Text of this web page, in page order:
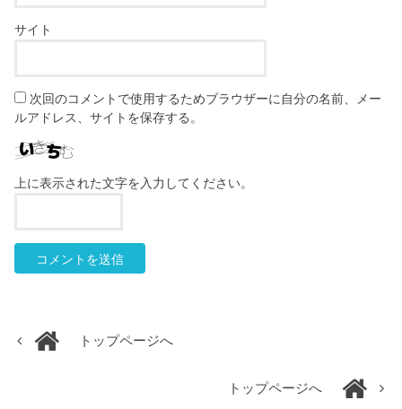
サイト
次回のコメントで使用するためブラウザーに自分の名前、メー
ルアドレス、サイトを保存する。
上に表示された文字を入力してください。
トップページへ
トップページへ